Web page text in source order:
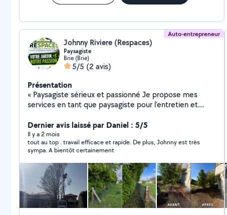
Auto-entrepreneur
Johnny Riviere (Respaces)
Paysagiste
Brie (Brie)
5/5 (2 avis)
Présentation
« Paysagiste sérieux et passionné Je propose mes
services en tant que paysagiste pour l'entretien et
soigné, efficace et à l'écoute de vos besoins. Mes
prestations : Tonte de pelouse Taille de haies (laurier,
sapin, thuya ect) et arbustes Débroussaillage
Désherbage Plantation (fleurs, arbustes, haies)
Aménagement de jardin Nettoyage extérieur Abattage
d'arbres, élagage toute hauteur Matériel professionnel
Travail propre et rapide Disponible en semaine et
week-end N'hésitez pas à me contacter pour plus
d'informations ou un devis gratuit »
Dernier avis laissé par Daniel : 5/5
Il y a 2 mois
tout au top . travail efficace et rapide. De plus, Johnny est très
sympa. A bientôt certainement